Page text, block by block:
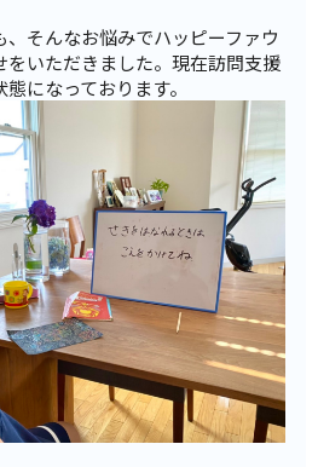
そんなお悩みでハッピーファウ
をいただきました。現在訪問支援
になっております。